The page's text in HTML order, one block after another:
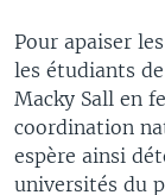
Pour apaiser
les étudiants
Macky Sall en
coordination
espère ainsi
universités du